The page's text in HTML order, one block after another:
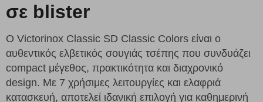
σε blister
Ο Victorinox Classic SD Classic Colors είναι ο
αυθεντικός ελβετικός σουγιάς τσέπης που συνδυάζει
compact μέγεθος, πρακτικότητα και διαχρονικό
design. Με 7 χρήσιμες λειτουργίες και ελαφριά
κατασκευή, αποτελεί ιδανική επιλογή για καθημερινή